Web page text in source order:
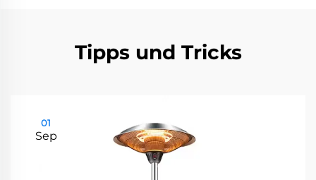
Tipps und Tricks
01
Sep